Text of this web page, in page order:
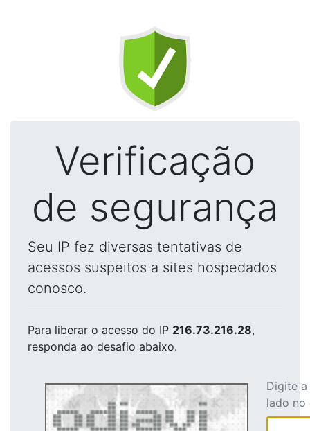
Verificação
de segurança
Seu IP fez diversas tentativas de
acessos suspeitos a sites hospedados
conosco.
Para liberar o acesso do IP 216.73.216.28,
responda ao desafio abaixo.
Digite
lado no